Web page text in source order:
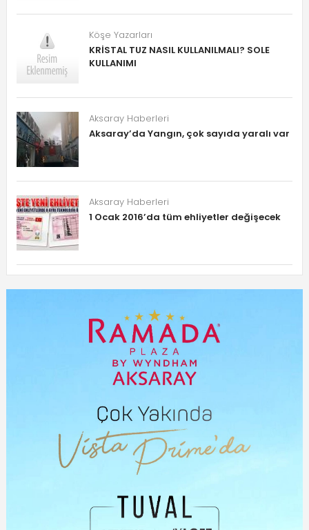
Köşe Yazarları
KRİSTAL TUZ NASIL KULLANILMALI? SOLE
KULLANIMI
Aksaray Haberleri
Aksaray’da Yangın, çok sayıda yaralı var
Aksaray Haberleri
1 Ocak 2016’da tüm ehliyetler değişecek